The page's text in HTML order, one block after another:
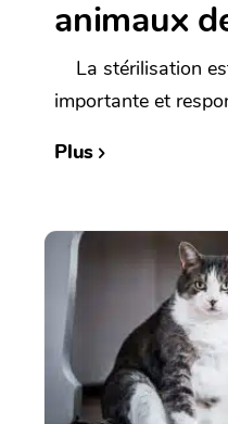
animaux
La stérilisation
importante et
Plus